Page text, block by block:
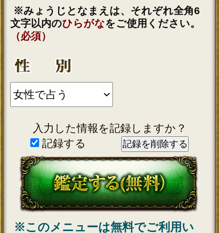
ください。
＜OS＞
Android 5.0以降
＜ブラウザ＞
OSに標準搭載されているブラウ
ザ。
※JavaScriptの設定をオンにしてご
利用ください。
新着リリースコンテンツ
最新
インスピレーション｜運命好転/悲
願叶/瞬間霊察で全看破◆嬉野つば
さ
2026年8月6月追加